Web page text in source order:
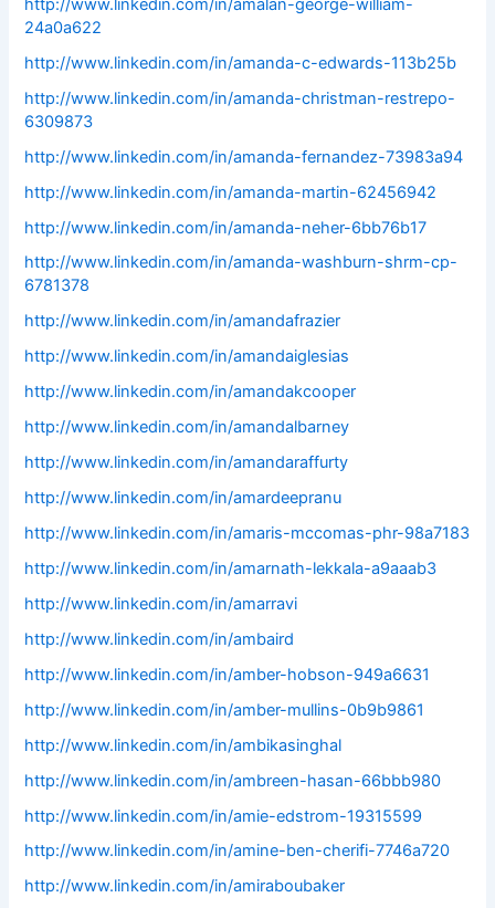
http://www.linkedin.com/in/amalan-george-william-
24a0a622
http://www.linkedin.com/in/amanda-c-edwards-113b25b
http://www.linkedin.com/in/amanda-christman-restrepo-
6309873
http://www.linkedin.com/in/amanda-fernandez-73983a94
http://www.linkedin.com/in/amanda-martin-62456942
http://www.linkedin.com/in/amanda-neher-6bb76b17
http://www.linkedin.com/in/amanda-washburn-shrm-cp-
6781378
http://www.linkedin.com/in/amandafrazier
http://www.linkedin.com/in/amandaiglesias
http://www.linkedin.com/in/amandakcooper
http://www.linkedin.com/in/amandalbarney
http://www.linkedin.com/in/amandaraffurty
http://www.linkedin.com/in/amardeepranu
http://www.linkedin.com/in/amaris-mccomas-phr-98a7183
http://www.linkedin.com/in/amarnath-lekkala-a9aaab3
http://www.linkedin.com/in/amarravi
http://www.linkedin.com/in/ambaird
http://www.linkedin.com/in/amber-hobson-949a6631
http://www.linkedin.com/in/amber-mullins-0b9b9861
http://www.linkedin.com/in/ambikasinghal
http://www.linkedin.com/in/ambreen-hasan-66bbb980
http://www.linkedin.com/in/amie-edstrom-19315599
http://www.linkedin.com/in/amine-ben-cherifi-7746a720
http://www.linkedin.com/in/amiraboubaker